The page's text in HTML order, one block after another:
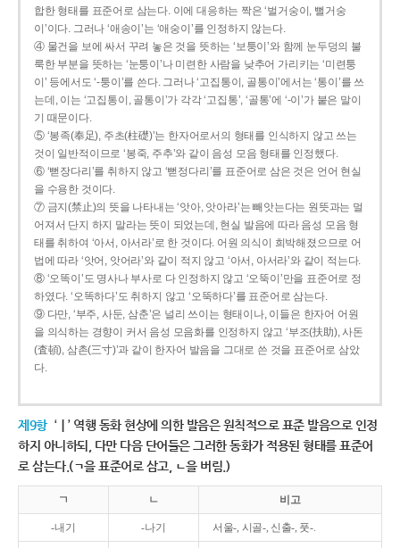
합한 형태를 표준어로 삼는다. 이에 대응하는 짝은 ‘벌거숭이, 뻘거숭
이’이다. 그러나 ‘애송이’는 ‘애숭이’를 인정하지 않는다.
④ 물건을 보에 싸서 꾸려 놓은 것을 뜻하는 ‘보퉁이’와 함께 눈두덩의 불
룩한 부분을 뜻하는 ‘눈퉁이’나 미련한 사람을 낮추어 가리키는 ‘미련퉁
이’ 등에서도 ‘-퉁이’를 쓴다. 그러나 ‘고집통이, 골통이’에서는 ‘통이’를 쓰
는데, 이는 ‘고집통이, 골통이’가 각각 ‘고집통’, ‘골통’에 ‘-이’가 붙은 말이
기 때문이다.
⑤ ‘봉족(奉足), 주초(柱礎)’는 한자어로서의 형태를 인식하지 않고 쓰는
것이 일반적이므로 ‘봉죽, 주추’와 같이 음성 모음 형태를 인정했다.
⑥ ‘뻗장다리’를 취하지 않고 ‘뻗정다리’를 표준어로 삼은 것은 언어 현실
을 수용한 것이다.
⑦ 금지(禁止)의 뜻을 나타내는 ‘앗아, 앗아라’는 빼앗는다는 원뜻과는 멀
어져서 단지 하지 말라는 뜻이 되었는데, 현실 발음에 따라 음성 모음 형
태를 취하여 ‘아서, 아서라’로 한 것이다. 어원 의식이 희박해졌으므로 어
법에 따라 ‘앗어, 앗어라’와 같이 적지 않고 ‘아서, 아서라’와 같이 적는다.
⑧ ‘오똑이’도 명사나 부사로 다 인정하지 않고 ‘오뚝이’만을 표준어로 정
하였다. ‘오똑하다’도 취하지 않고 ‘오뚝하다’를 표준어로 삼는다.
⑨ 다만, ‘부주, 사둔, 삼춘’은 널리 쓰이는 형태이나, 이들은 한자어 어원
을 의식하는 경향이 커서 음성 모음화를 인정하지 않고 ‘부조(扶助), 사돈
(査頓), 삼촌(三寸)’과 같이 한자어 발음을 그대로 쓴 것을 표준어로 삼았
다.
제9항 ‘ㅣ’ 역행 동화 현상에 의한 발음은 원칙적으로 표준 발음으로 인정
하지 아니하되, 다만 다음 단어들은 그러한 동화가 적용된 형태를 표준어
로 삼는다.(ㄱ을 표준어로 삼고, ㄴ을 버림.)
ㄱ ㄴ 비고
-내기 -나기 서울-, 시골-, 신출-, 풋-.